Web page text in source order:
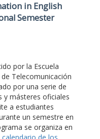
in English
Semester
por la Escuela
Telecomunicación
por una serie de
y másteres oficiales
a estudiantes
un semestre en
se organiza en